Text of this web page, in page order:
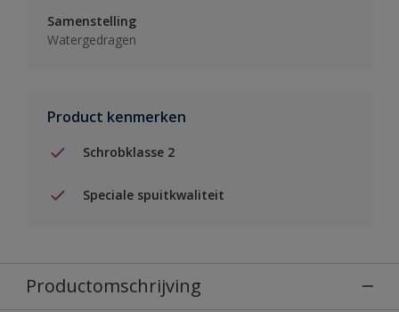
Samenstelling
Watergedragen
Product kenmerken
Schrobklasse 2
Speciale spuitkwaliteit
Productomschrijving